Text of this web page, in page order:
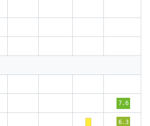
7.6
6.3